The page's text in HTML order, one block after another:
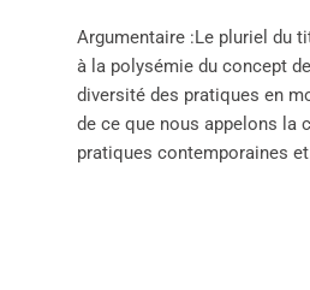
Argumentaire :Le pluriel du
à la polysémie du concept
diversité des pratiques en
de ce que nous appelons la
pratiques contemporaines